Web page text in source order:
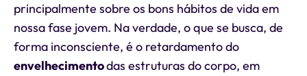
principalmente sobre os bons hábitos de vida em
nossa fase jovem. Na verdade, o que se busca, de
forma inconsciente, é o retardamento do
envelhecimentodas estruturas do corpo, em